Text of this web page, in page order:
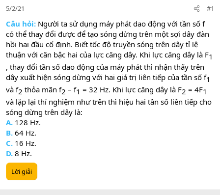
5/2/21 #1
Câu hỏi: Người ta sử dụng máy phát dao động với tần số f
có thể thay đổi được để tạo sóng dừng trên một sợi dây đàn
hồi hai đầu cố định. Biết tốc độ truyền sóng trên dây tỉ lệ
thuận với căn bậc hai của lực căng dây. Khi lực căng dây là F1​
, thay đổi tần số dao động của máy phát thì nhận thấy trên
dây xuất hiện sóng dừng với hai giá trị liên tiếp của tần số f1​
và f2​ thỏa mãn f2​ – f1​ = 32 Hz. Khi lực căng dây là F2​ = 4F1​
và lặp lại thí nghiệm như trên thì hiệu hai tần số liên tiếp cho
sóng dừng trên dây là:
A. 128 Hz.
B. 64 Hz.
C. 16 Hz.
D. 8 Hz.
Lời giải